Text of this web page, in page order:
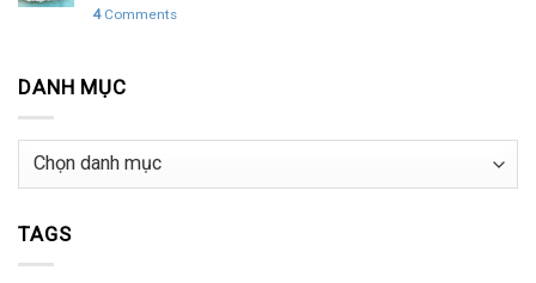
4Comments
DANH MỤC
Danh
TAGS